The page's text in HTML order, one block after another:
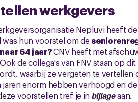
werkgevers
Nepluvi heeft
hun voorstel om de
64 jaar?CNV heeft met
de collega's van FNV staan op
waarbij ze vergeten te
enorm hebben verhoogd en
voorstellen tref je in bijlageaan.